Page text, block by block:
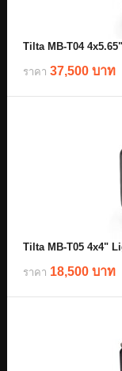
Tilta MB-T04
ราคา 37,500 บาท
Tilta MB-T05 4x4"
ราคา 18,500 บาท